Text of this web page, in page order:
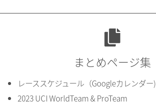
まとめページ集
レーススケジュール（Googleカレンダー)
2023 UCI WorldTeam & ProTeam